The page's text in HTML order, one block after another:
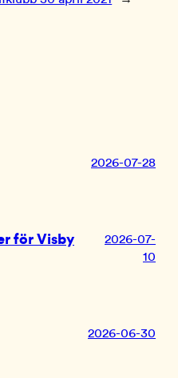
2026-07-28
för Visby
2026-07-
10
2026-06-30